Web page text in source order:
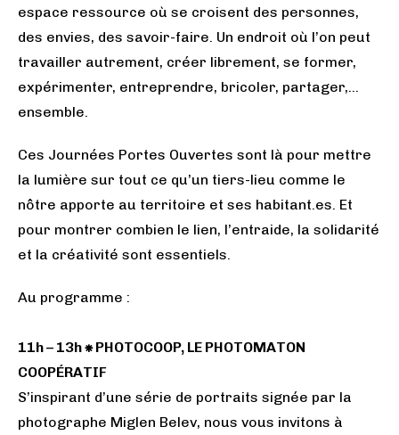
espace ressource où se croisent des personnes,
des envies, des savoir-faire. Un endroit où l’on peut
travailler autrement, créer librement, se former,
expérimenter, entreprendre, bricoler, partager,…
ensemble.
Ces Journées Portes Ouvertes sont là pour mettre
la lumière sur tout ce qu’un tiers-lieu comme le
nôtre apporte au territoire et ses habitant.es. Et
pour montrer combien le lien, l’entraide, la solidarité
et la créativité sont essentiels.
Au programme :
11h – 13h ⁕ PHOTOCOOP, LE PHOTOMATON
COOPÉRATIF
S’inspirant d’une série de portraits signée par la
photographe Miglen Belev, nous vous invitons à